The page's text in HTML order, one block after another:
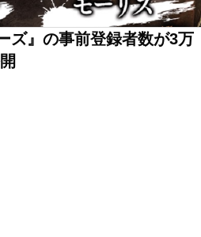
ズ』の事前登録者数が3万